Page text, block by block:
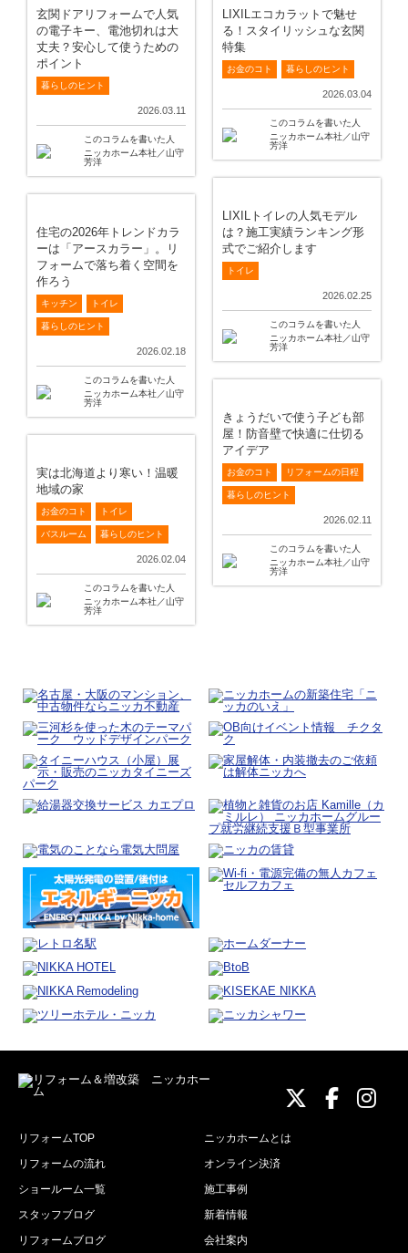
玄関ドアリフォームで人気
の電子キー、電池切れは大
丈夫？安心して使うための
ポイント
暮らしのヒント
2026.03.11
このコラムを書いた人
ニッカホーム本社／山守
芳洋
LIXILエコカラットで魅せ
る！スタイリッシュな玄関
特集
お金のコト 暮らしのヒント
2026.03.04
このコラムを書いた人
ニッカホーム本社／山守
芳洋
LIXILトイレの人気モデル
は？施工実績ランキング形
式でご紹介します
トイレ
2026.02.25
このコラムを書いた人
ニッカホーム本社／山守
芳洋
住宅の2026年トレンドカラ
ーは「アースカラー」。リ
フォームで落ち着く空間を
作ろう
キッチン トイレ
暮らしのヒント
2026.02.18
このコラムを書いた人
ニッカホーム本社／山守
芳洋
きょうだいで使う子ども部
屋！防音壁で快適に仕切る
アイデア
お金のコト リフォームの日程
暮らしのヒント
2026.02.11
このコラムを書いた人
ニッカホーム本社／山守
芳洋
実は北海道より寒い！温暖
地域の家
お金のコト トイレ
バスルーム 暮らしのヒント
2026.02.04
このコラムを書いた人
ニッカホーム本社／山守
芳洋
ニッカ
ニッニ
リフォームTOP
ニッカホームとは
リフォームの流れ
オンライン決済
ショールーム一覧
施工事例
スタッフブログ
新着情報
リフォームブログ
会社案内